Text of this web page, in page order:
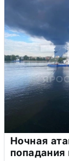
Ночная
попадания